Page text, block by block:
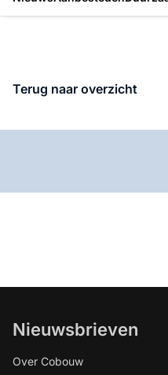
Terug naar overzicht
Nieuwsbrieven
Over Cobouw